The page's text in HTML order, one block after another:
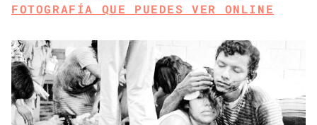
FOTOGRAFÍA QUE PUEDES VER ONLINE